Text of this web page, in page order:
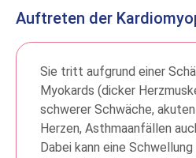
Auftreten der
Sie tritt aufgrund einer
Myokards (dicker
schwerer Schwäche,
Herzen, Asthmaanfällen
Dabei kann eine